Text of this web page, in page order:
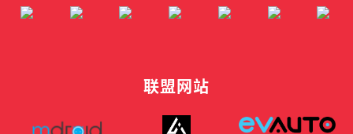
联盟网站